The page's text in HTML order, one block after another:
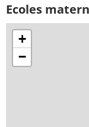
Ecoles
+
−